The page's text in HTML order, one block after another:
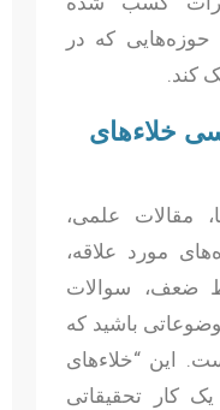
که در
کند.
خلاءهای
مقالات علمی،
مورد علاقه،
ضعف، سوالات
باشید که
این “خلاءهای
کار تحقیقاتی